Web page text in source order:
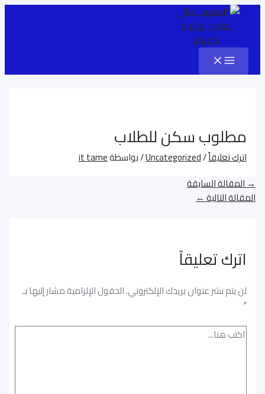
تخطي
المحتوى
Main
Menu
مطلوب سكن للطلاب
اترك تعليقاً/
Uncategorized/ بواسطةit tame
Post
navigation
→المقالة السابقة
المقالة التالية←
اترك تعليقاً
لن يتم نشر عنوان بريدك الإلكتروني.الحقول الإلزامية مشار إليها بـ
*
اكتب
هنا...
اسم*
Email*
الموقع